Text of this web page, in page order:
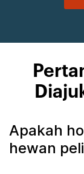
Apakah
hewan